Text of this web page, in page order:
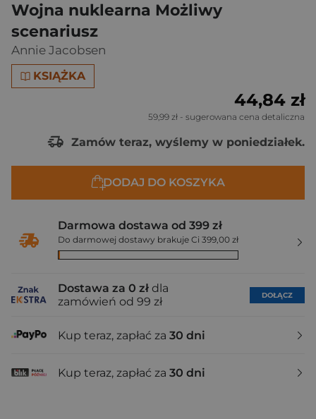
Wojna nuklearna Możliwy
scenariusz
Annie Jacobsen
KSIĄŻKA
44,84 zł
59,99 zł - sugerowana cena detaliczna
Zamów teraz, wyślemy w poniedziałek.
DODAJ DO KOSZYKA
Darmowa dostawa od 399 zł
Do darmowej dostawy brakuje Ci 399,00 zł
Dostawa za 0 zł dla
zamówień od 99 zł
DOŁĄCZ
Kup teraz, zapłać za 30 dni
Kup teraz, zapłać za 30 dni